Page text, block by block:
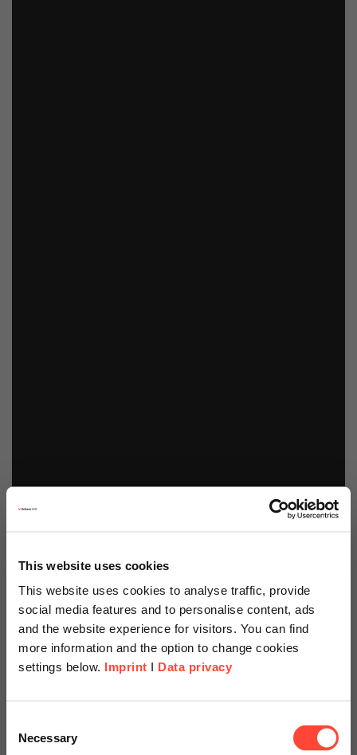
This website uses cookies
This website uses cookies to analyse traffic, provide
social media features and to personalise content, ads
and the website experience for visitors. You can find
more information and the option to change cookies
settings below. Imprint I Data privacy
Selection
Necessary
Easy Cloud Migration